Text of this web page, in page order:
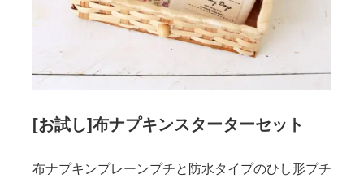
[お試し]布ナプキンスターターセット
布ナプキンプレーンプチと防水タイプのひし形プチ